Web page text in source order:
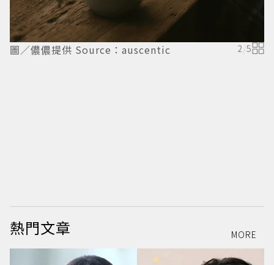
圖／儂儂提供 Source：auscentic 2 /5
熱門文章 MORE